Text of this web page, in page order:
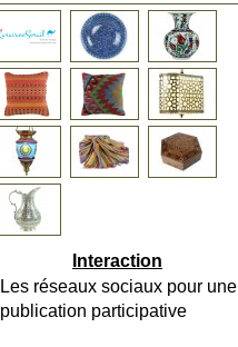
Interaction
Les réseaux sociaux pour une
publication participative